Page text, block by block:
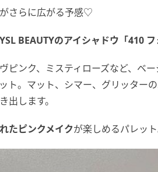
さらに広がる予感♡
YSL BEAUTYのアイシャドウ「410
ピンク、ミスティローズなど、ベ
ト。マット、シマー、グリッター
出します。
たピンクメイクが楽しめるパレット